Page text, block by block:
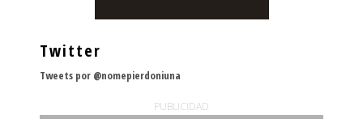
Twitter
Tweets por @nomepierdoniuna
PUBLICIDAD